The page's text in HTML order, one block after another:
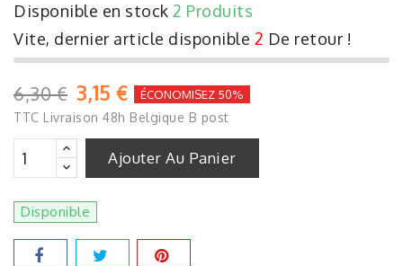
Disponible en stock 2 Produits
Vite, dernier article disponible 2 De retour !
6,30 € 3,15 € ÉCONOMISEZ 50%
TTC Livraison 48h Belgique B post
Ajouter Au Panier
Disponible